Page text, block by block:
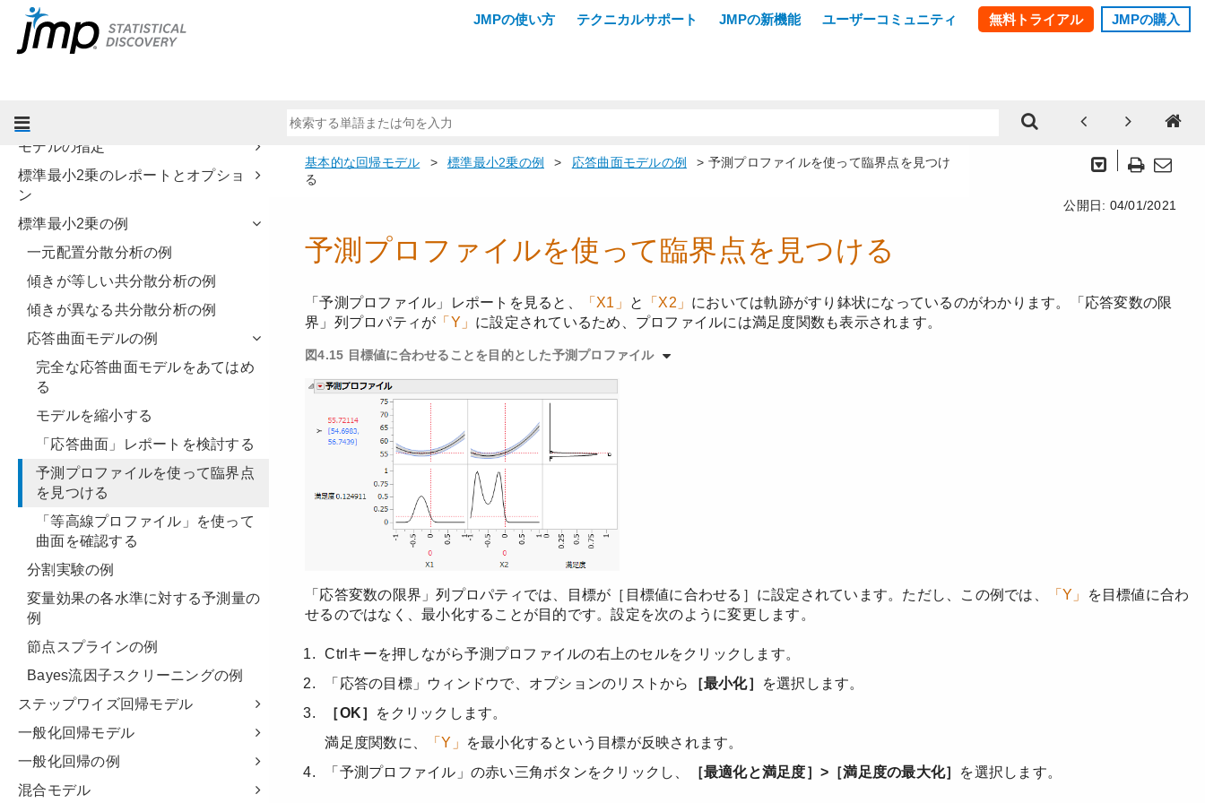
グラフ機能
基本的な回帰モデル
モデルの指定
標準最小2乗のレポートとオプショ
ン
標準最小2乗の例
一元配置分散分析の例
傾きが等しい共分散分析の例
傾きが異なる共分散分析の例
応答曲面モデルの例
完全な応答曲面モデルをあてはめ
る
モデルを縮小する
「応答曲面」レポートを検討する
予測プロファイルを使って臨界点
を見つける
「等高線プロファイル」を使って
曲面を確認する
分割実験の例
変量効果の各水準に対する予測量の
例
節点スプラインの例
Bayes流因子スクリーニングの例
ステップワイズ回帰モデル
一般化回帰モデル
一般化回帰の例
混合モデル